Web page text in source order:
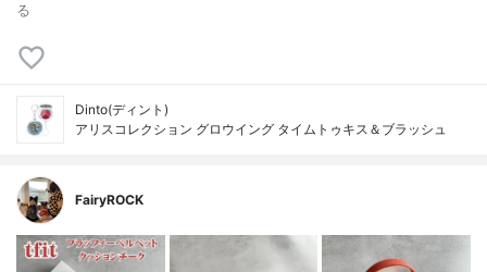
る
Dinto(ディント)
アリスコレクション グロウイング タイムトゥキス＆ブラッシュ
FairyROCK